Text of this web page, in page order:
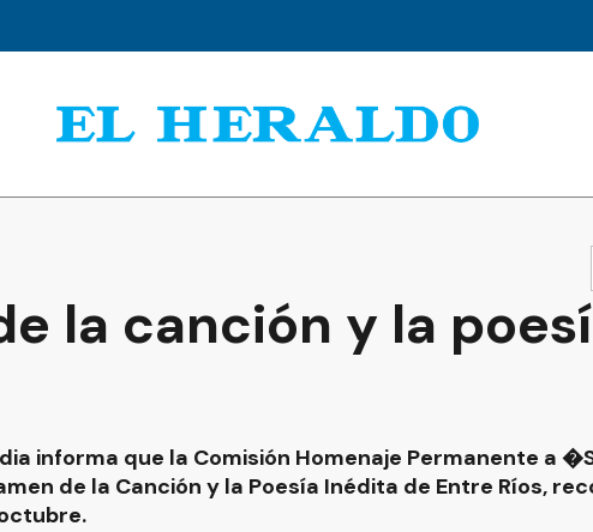
la canción y la
informa que la Comisión Homenaje Permanente a
de la Canción y la Poesía Inédita de Entre Ríos,